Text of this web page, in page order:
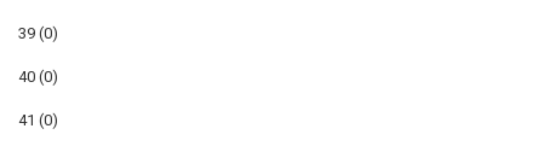
39 (0)
40 (0)
41 (0)